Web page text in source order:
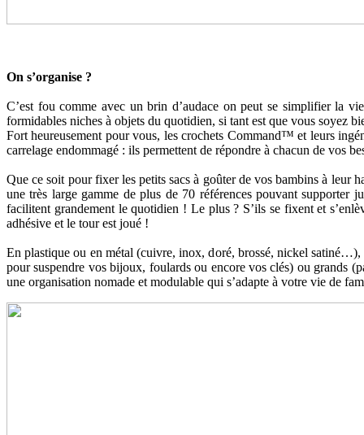
On s’organise ?
C’est fou comme avec un brin d’audace on peut se simplifier la
formidables niches à objets du quotidien, si tant est que vous soyez
Fort heureusement pour vous, les crochets Command™ et leurs
carrelage endommagé : ils permettent de répondre à chacun de vos
Que ce soit pour fixer les petits sacs à goûter de vos bambins à leur
une très large gamme de plus de 70 références pouvant supporter
facilitent grandement le quotidien ! Le plus ? S’ils se fixent et
adhésive et le tour est joué !
En plastique ou en métal (cuivre, inox, doré, brossé, nickel
pour suspendre vos bijoux, foulards ou encore vos clés) ou grands
une organisation nomade et modulable qui s’adapte à votre vie de